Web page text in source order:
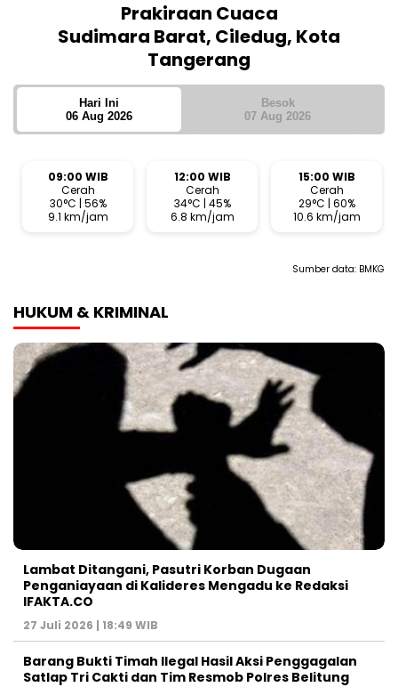
Prakiraan Cuaca
Sudimara Barat, Ciledug, Kota
Tangerang
Hari Ini
06 Aug 2026
Besok
07 Aug 2026
09:00 WIB
Cerah
30°C | 56%
9.1 km/jam
12:00 WIB
Cerah
34°C | 45%
6.8 km/jam
15:00 WIB
Cerah
29°C | 60%
10.6 km/jam
Sumber data: BMKG
HUKUM & KRIMINAL
Lambat Ditangani, Pasutri Korban Dugaan
Penganiayaan di Kalideres Mengadu ke Redaksi
IFAKTA.CO
27 Juli 2026 | 18:49 WIB
Barang Bukti Timah Ilegal Hasil Aksi Penggagalan
Satlap Tri Cakti dan Tim Resmob Polres Belitung